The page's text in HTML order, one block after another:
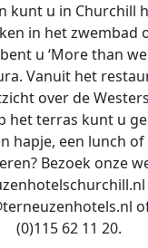
kunt u in Churchill
in het zwembad
u ‘More than
Vanuit het
over de
het terras kunt u
hapje, een lunch of
Bezoek onze
(0)115 62 11 20.